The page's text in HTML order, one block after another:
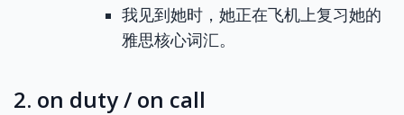
我见到她时，她正在飞机上复习她的
雅思核心词汇。
2. on duty / on call